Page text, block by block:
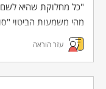
"כל מחלוקת שהיא
מהי משמעות הביטוי
הפירושים השונים
עזר הוראה